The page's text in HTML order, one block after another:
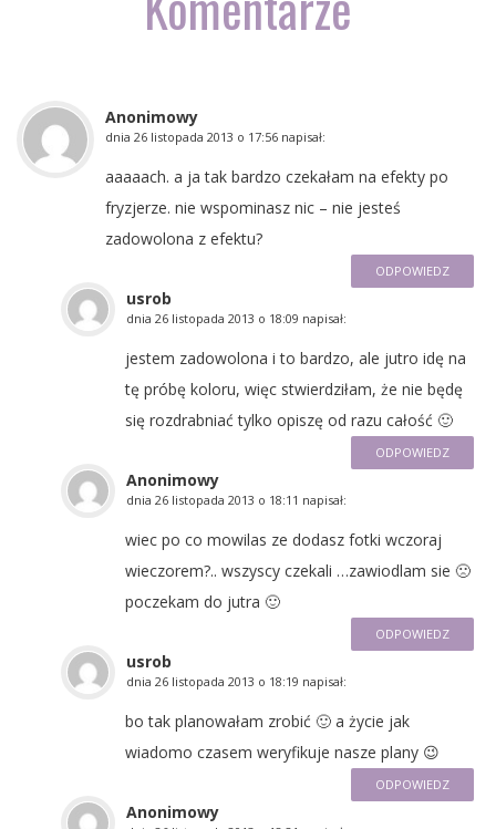
Anonimowy
dnia 26 listopada 2013 o 17:56 napisał:
aaaaach. a ja tak bardzo czekałam na efekty po
fryzjerze. nie wspominasz nic – nie jesteś
zadowolona z efektu?
ODPOWIEDZ
usrob
dnia 26 listopada 2013 o 18:09 napisał:
jestem zadowolona i to bardzo, ale jutro idę na
tę próbę koloru, więc stwierdziłam, że nie będę
się rozdrabniać tylko opiszę od razu całość 🙂
ODPOWIEDZ
Anonimowy
dnia 26 listopada 2013 o 18:11 napisał:
wiec po co mowilas ze dodasz fotki wczoraj
wieczorem?.. wszyscy czekali …zawiodlam sie 🙁
poczekam do jutra 🙂
ODPOWIEDZ
usrob
dnia 26 listopada 2013 o 18:19 napisał:
bo tak planowałam zrobić 🙂 a życie jak
wiadomo czasem weryfikuje nasze plany 😉
ODPOWIEDZ
Anonimowy